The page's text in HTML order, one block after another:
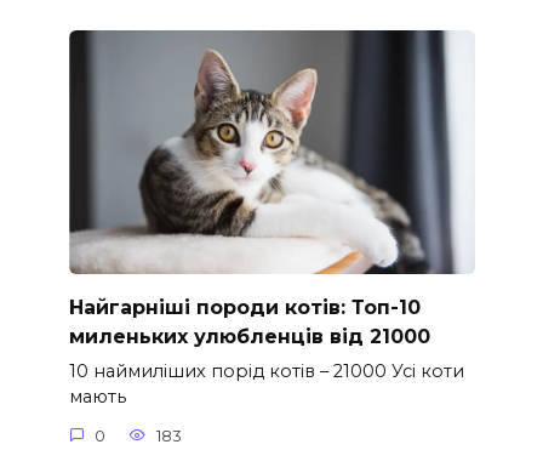
Найгарніші породи котів: Топ-10
миленьких улюбленців від 21000
10 наймиліших порід котів – 21000 Усі коти
мають
0 183